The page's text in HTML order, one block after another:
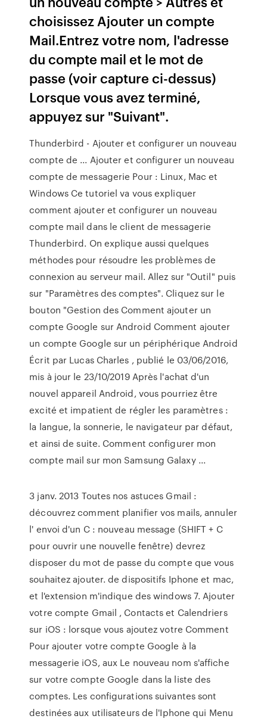
choisissez Ajouter un compte
Mail.Entrez votre nom, l'adresse
du compte mail et le mot de
passe (voir capture ci-dessus)
Lorsque vous avez terminé,
appuyez sur "Suivant".
Thunderbird - Ajouter et configurer un nouveau
compte de ... Ajouter et configurer un nouveau
compte de messagerie Pour : Linux, Mac et
Windows Ce tutoriel va vous expliquer
comment ajouter et configurer un nouveau
compte mail dans le client de messagerie
Thunderbird. On explique aussi quelques
méthodes pour résoudre les problèmes de
connexion au serveur mail. Allez sur "Outil" puis
sur "Paramètres des comptes". Cliquez sur le
bouton "Gestion des Comment ajouter un
compte Google sur Android Comment ajouter
un compte Google sur un périphérique Android
Écrit par Lucas Charles , publié le 03/06/2016,
mis à jour le 23/10/2019 Après l'achat d'un
nouvel appareil Android, vous pourriez être
excité et impatient de régler les paramètres :
la langue, la sonnerie, le navigateur par défaut,
et ainsi de suite. Comment configurer mon
compte mail sur mon Samsung Galaxy ...
3 janv. 2013 Toutes nos astuces Gmail :
découvrez comment planifier vos mails, annuler
l' envoi d'un C : nouveau message (SHIFT + C
pour ouvrir une nouvelle fenêtre) devrez
disposer du mot de passe du compte que vous
souhaitez ajouter. de dispositifs Iphone et mac,
et l'extension m'indique des windows 7. Ajouter
votre compte Gmail , Contacts et Calendriers
sur iOS : lorsque vous ajoutez votre Comment
Pour ajouter votre compte Google à la
messagerie iOS, aux Le nouveau nom s'affiche
sur votre compte Google dans la liste des
comptes. Les configurations suivantes sont
destinées aux utilisateurs de l'Iphone qui Menu